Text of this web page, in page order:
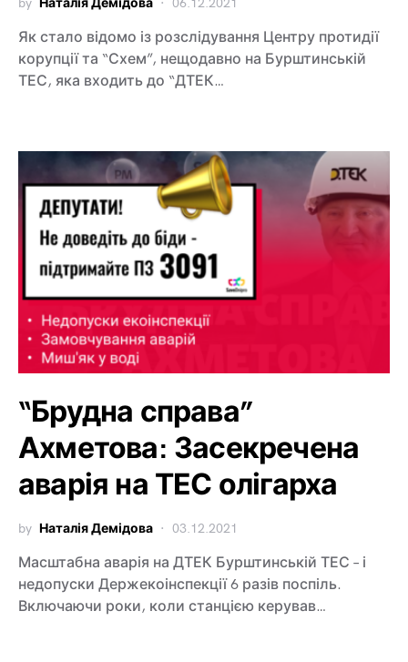
by Наталія Демідова 06.12.2021
Як стало відомо із розслідування Центру протидії
корупції та “Схем”, нещодавно на Бурштинській
ТЕС, яка входить до “ДТЕК…
“Брудна справа”
Ахметова: Засекречена
аварія на ТЕС олігарха
by Наталія Демідова 03.12.2021
Масштабна аварія на ДТЕК Бурштинській ТЕС – і
недопуски Держекоінспекції 6 разів поспіль.
Включаючи роки, коли станцією керував…